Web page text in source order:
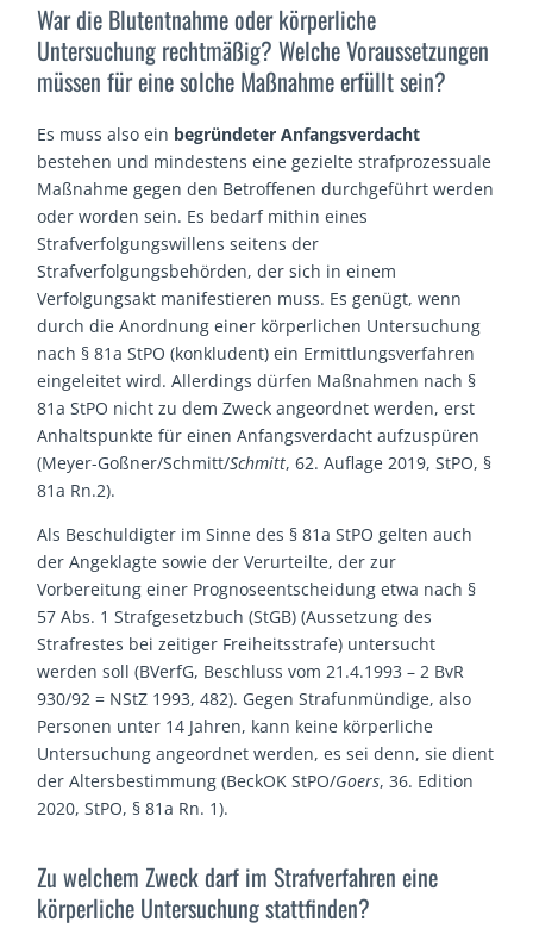
War die Blutentnahme oder körperliche
Untersuchung rechtmäßig? Welche Voraussetzungen
müssen für eine solche Maßnahme erfüllt sein?
Es muss also ein begründeter Anfangsverdacht
bestehen und mindestens eine gezielte strafprozessuale
Maßnahme gegen den Betroffenen durchgeführt werden
oder worden sein. Es bedarf mithin eines
Strafverfolgungswillens seitens der
Strafverfolgungsbehörden, der sich in einem
Verfolgungsakt manifestieren muss. Es genügt, wenn
durch die Anordnung einer körperlichen Untersuchung
nach § 81a StPO (konkludent) ein Ermittlungsverfahren
eingeleitet wird. Allerdings dürfen Maßnahmen nach §
81a StPO nicht zu dem Zweck angeordnet werden, erst
Anhaltspunkte für einen Anfangsverdacht aufzuspüren
(Meyer-Goßner/Schmitt/Schmitt, 62. Auflage 2019, StPO, §
81a Rn.2).
Als Beschuldigter im Sinne des § 81a StPO gelten auch
der Angeklagte sowie der Verurteilte, der zur
Vorbereitung einer Prognoseentscheidung etwa nach §
57 Abs. 1 Strafgesetzbuch (StGB) (Aussetzung des
Strafrestes bei zeitiger Freiheitsstrafe) untersucht
werden soll (BVerfG, Beschluss vom 21.4.1993 – 2 BvR
930/92 = NStZ 1993, 482). Gegen Strafunmündige, also
Personen unter 14 Jahren, kann keine körperliche
Untersuchung angeordnet werden, es sei denn, sie dient
der Altersbestimmung (BeckOK StPO/Goers, 36. Edition
2020, StPO, § 81a Rn. 1).
Zu welchem Zweck darf im Strafverfahren eine
körperliche Untersuchung stattfinden?